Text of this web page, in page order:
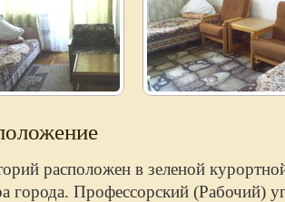
расположен в зеленой
города. Профессорский (Рабочий)